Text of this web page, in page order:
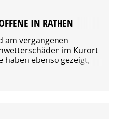
IN RATHEN
am vergangenen
im Kurort
haben ebenso gezeigt,
gerecht